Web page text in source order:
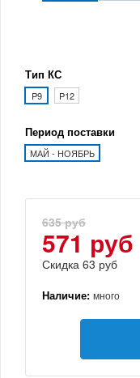
Тип КС
P9 P12
Период поставки
МАЙ - НОЯБРЬ
635 руб
571 руб
Скидка 63 руб
Наличие: много